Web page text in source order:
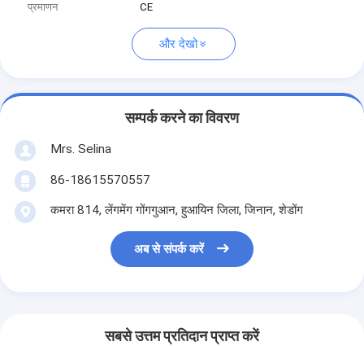
प्रमाणन
CE
और देखो
सम्पर्क करने का विवरण
Mrs. Selina
86-18615570557
कमरा 814, लेंगमेंग गोंगगुआन, हुआयिन जिला, जिनान, शेडोंग
अब से संपर्क करें
सबसे उत्तम प्रतिदान प्राप्त करें